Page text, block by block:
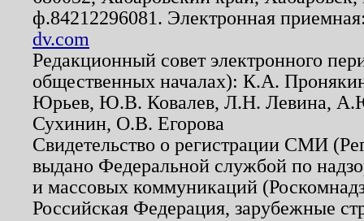
ф.84212296081. Электронная
dv.com
Редакционный совет электронного
общественных началах): К.А.
Юрьев, Ю.В. Ковалев, Л.Н. Левина,
Сухинин, О.В. Егорова
Свидетельство о регистрации СМИ
выдано Федеральной службой по
и массовых коммуникаций
Российская Федерация, зарубежные